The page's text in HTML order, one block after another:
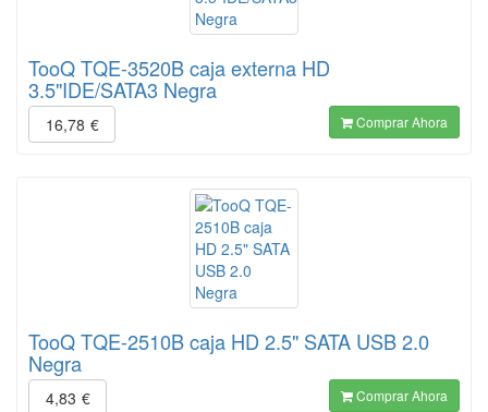
TooQ TQE-3520B caja externa HD
3.5"IDE/SATA3 Negra
16,78 € Comprar Ahora
TooQ TQE-2510B caja HD 2.5" SATA USB 2.0
Negra
4,83 € Comprar Ahora